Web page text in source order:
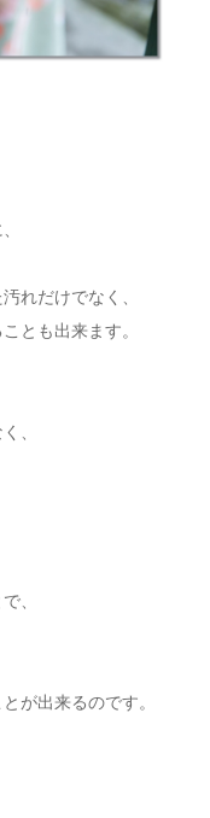
れだけでなく、
とも出来ます。
、
、
が出来るのです。